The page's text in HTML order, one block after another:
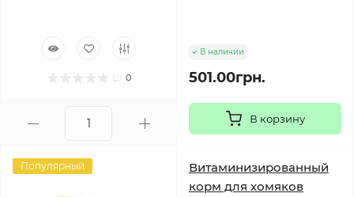
0
В наличии
501.00грн.
В корзину
Популярный
Витаминизированный
корм для хомяков